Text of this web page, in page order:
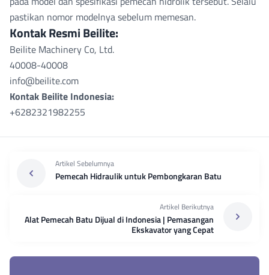
pastikan nomor modelnya sebelum memesan.
Kontak Resmi Beilite:
Beilite Machinery Co, Ltd.
40008-40008
info@beilite.com
Kontak Beilite Indonesia:
+6282321982255
Artikel Sebelumnya
Pemecah Hidraulik untuk Pembongkaran Batu
Artikel Berikutnya
Alat Pemecah Batu Dijual di Indonesia | Pemasangan
Ekskavator yang Cepat